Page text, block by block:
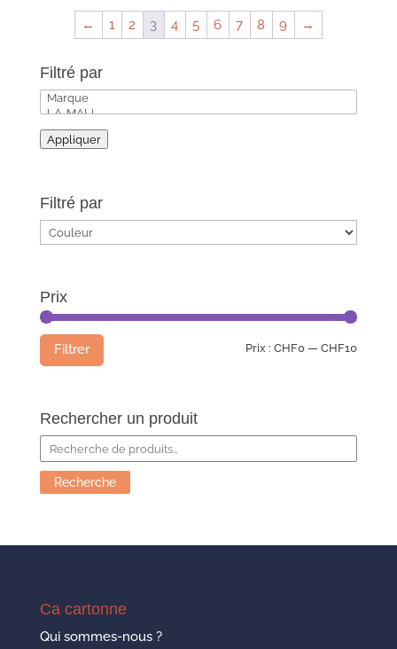
← 1 2 3 4 5 6 7 8 9 →
Filtré par
Appliquer
Filtré par
Prix
Prix
Prix
Filtrer Prix :CHF0 —CHF10
Rechercher un produit
Recherche
pour :
Recherche
Ca cartonne
Qui sommes-nous ?